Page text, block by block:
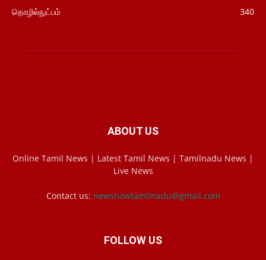
தொழில்நுட்பம்
340
ABOUT US
Online Tamil News | Latest Tamil News | Tamilnadu News |
Live News
Contact us: newsnowtamilnadu@gmail.com
FOLLOW US